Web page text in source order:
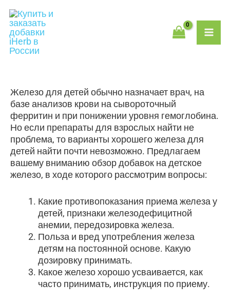
содержимому
Железо для детей обычно назначает врач, на
базе анализов крови на сывороточный
ферритин и при понижении уровня гемоглобина.
Но если препараты для взрослых найти не
проблема, то варианты хорошего железа для
детей найти почти невозможно. Предлагаем
вашему вниманию обзор добавок на детское
железо, в ходе которого рассмотрим вопросы:
Какие противопоказания приема железа у
детей, признаки железодефицитной
анемии, передозировка железа.
Польза и вред употребления железа
детям на постоянной основе. Какую
дозировку принимать.
Какое железо хорошо усваивается, как
часто принимать, инструкция по приему.